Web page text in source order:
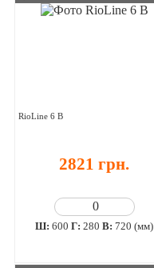
RioLine 6 В
2821 грн.
Ш:600 Г:280 В:720 (мм)